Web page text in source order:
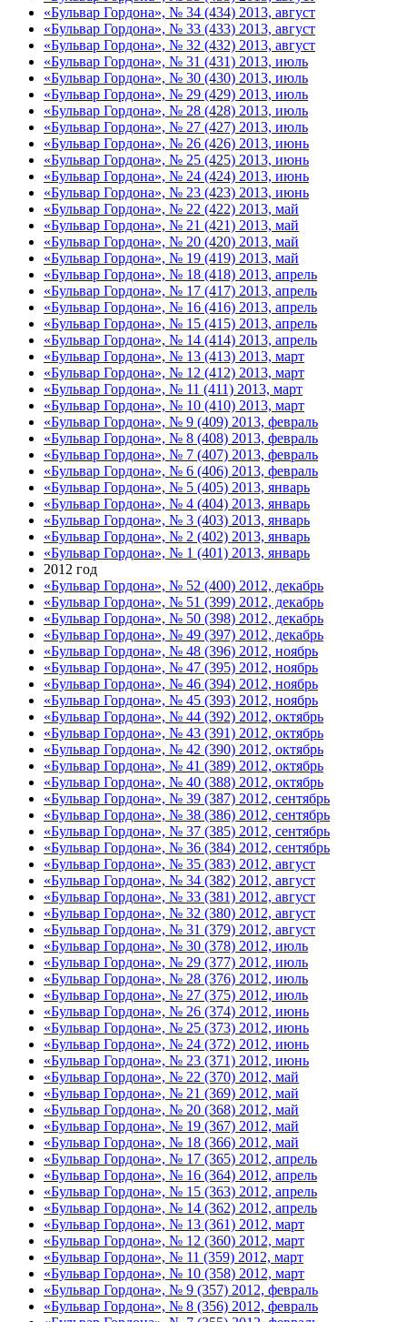
«Бульвар Гордона», № 34 (434) 2013, август
«Бульвар Гордона», № 33 (433) 2013, август
«Бульвар Гордона», № 32 (432) 2013, август
«Бульвар Гордона», № 31 (431) 2013, июль
«Бульвар Гордона», № 30 (430) 2013, июль
«Бульвар Гордона», № 29 (429) 2013, июль
«Бульвар Гордона», № 28 (428) 2013, июль
«Бульвар Гордона», № 27 (427) 2013, июль
«Бульвар Гордона», № 26 (426) 2013, июнь
«Бульвар Гордона», № 25 (425) 2013, июнь
«Бульвар Гордона», № 24 (424) 2013, июнь
«Бульвар Гордона», № 23 (423) 2013, июнь
«Бульвар Гордона», № 22 (422) 2013, май
«Бульвар Гордона», № 21 (421) 2013, май
«Бульвар Гордона», № 20 (420) 2013, май
«Бульвар Гордона», № 19 (419) 2013, май
«Бульвар Гордона», № 18 (418) 2013, апрель
«Бульвар Гордона», № 17 (417) 2013, апрель
«Бульвар Гордона», № 16 (416) 2013, апрель
«Бульвар Гордона», № 15 (415) 2013, апрель
«Бульвар Гордона», № 14 (414) 2013, апрель
«Бульвар Гордона», № 13 (413) 2013, март
«Бульвар Гордона», № 12 (412) 2013, март
«Бульвар Гордона», № 11 (411) 2013, март
«Бульвар Гордона», № 10 (410) 2013, март
«Бульвар Гордона», № 9 (409) 2013, февраль
«Бульвар Гордона», № 8 (408) 2013, февраль
«Бульвар Гордона», № 7 (407) 2013, февраль
«Бульвар Гордона», № 6 (406) 2013, февраль
«Бульвар Гордона», № 5 (405) 2013, январь
«Бульвар Гордона», № 4 (404) 2013, январь
«Бульвар Гордона», № 3 (403) 2013, январь
«Бульвар Гордона», № 2 (402) 2013, январь
«Бульвар Гордона», № 1 (401) 2013, январь
2012 год
«Бульвар Гордона», № 52 (400) 2012, декабрь
«Бульвар Гордона», № 51 (399) 2012, декабрь
«Бульвар Гордона», № 50 (398) 2012, декабрь
«Бульвар Гордона», № 49 (397) 2012, декабрь
«Бульвар Гордона», № 48 (396) 2012, ноябрь
«Бульвар Гордона», № 47 (395) 2012, ноябрь
«Бульвар Гордона», № 46 (394) 2012, ноябрь
«Бульвар Гордона», № 45 (393) 2012, ноябрь
«Бульвар Гордона», № 44 (392) 2012, октябрь
«Бульвар Гордона», № 43 (391) 2012, октябрь
«Бульвар Гордона», № 42 (390) 2012, октябрь
«Бульвар Гордона», № 41 (389) 2012, октябрь
«Бульвар Гордона», № 40 (388) 2012, октябрь
«Бульвар Гордона», № 39 (387) 2012, сентябрь
«Бульвар Гордона», № 38 (386) 2012, сентябрь
«Бульвар Гордона», № 37 (385) 2012, сентябрь
«Бульвар Гордона», № 36 (384) 2012, сентябрь
«Бульвар Гордона», № 35 (383) 2012, август
«Бульвар Гордона», № 34 (382) 2012, август
«Бульвар Гордона», № 33 (381) 2012, август
«Бульвар Гордона», № 32 (380) 2012, август
«Бульвар Гордона», № 31 (379) 2012, август
«Бульвар Гордона», № 30 (378) 2012, июль
«Бульвар Гордона», № 29 (377) 2012, июль
«Бульвар Гордона», № 28 (376) 2012, июль
«Бульвар Гордона», № 27 (375) 2012, июль
«Бульвар Гордона», № 26 (374) 2012, июнь
«Бульвар Гордона», № 25 (373) 2012, июнь
«Бульвар Гордона», № 24 (372) 2012, июнь
«Бульвар Гордона», № 23 (371) 2012, июнь
«Бульвар Гордона», № 22 (370) 2012, май
«Бульвар Гордона», № 21 (369) 2012, май
«Бульвар Гордона», № 20 (368) 2012, май
«Бульвар Гордона», № 19 (367) 2012, май
«Бульвар Гордона», № 18 (366) 2012, май
«Бульвар Гордона», № 17 (365) 2012, апрель
«Бульвар Гордона», № 16 (364) 2012, апрель
«Бульвар Гордона», № 15 (363) 2012, апрель
«Бульвар Гордона», № 14 (362) 2012, апрель
«Бульвар Гордона», № 13 (361) 2012, март
«Бульвар Гордона», № 12 (360) 2012, март
«Бульвар Гордона», № 11 (359) 2012, март
«Бульвар Гордона», № 10 (358) 2012, март
«Бульвар Гордона», № 9 (357) 2012, февраль
«Бульвар Гордона», № 8 (356) 2012, февраль